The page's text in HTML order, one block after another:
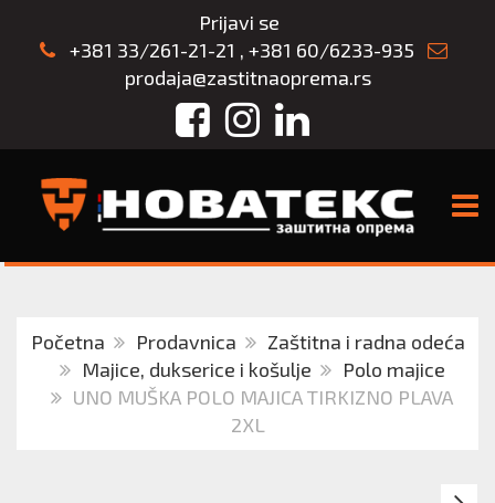
Prijavi se
+381 33/261-21-21 , +381 60/6233-935
prodaja@zastitnaoprema.rs
FacebookInstagram
LinkedIn
Početna Prodavnica
Zaštitna i radna odeća
Majice, dukserice i košulje
Polo majice
UNO MUŠKA POLO MAJICA TIRKIZNO PLAVA
2XL